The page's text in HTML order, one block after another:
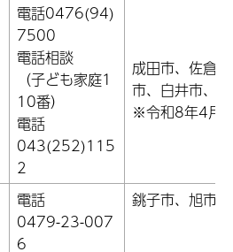
電話0476(94)
7500
電話相談
（子ども家庭1
10番）
電話
043(252)115
2
成田市、佐倉
市、白井市、
※令和8年4月
電話
0479-23-007
6
銚子市、旭市